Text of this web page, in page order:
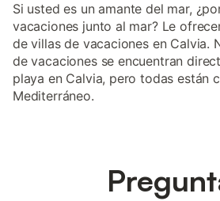
Si usted es un amante del mar,
vacaciones junto al mar? Le
de villas de vacaciones en Calvia.
de vacaciones se encuentran
playa en Calvia, pero todas están
Mediterráneo.